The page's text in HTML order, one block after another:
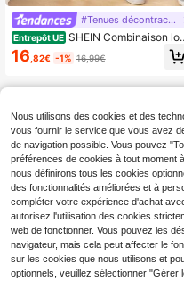
#Tenues décontractées
Entrepôt UE SHEIN Combinaison lon
gue décontractée de maternité ave
c bretelles spaghetti et nœud papill
16 ,82€ -1% 16,99€
Nous utilisons des cookies et des
vous fournir le service que vous avez
de navigation possible. Vous pouvez
préférences de cookies à tout moment
nous définirons tous les cookies
des fonctionnalités améliorées et à
compléter votre expérience d'achat
autorisez l'utilisation des cookies
web de fonctionner. Vous pouvez les
navigateur, mais cela peut affecter le
sur les cookies que nous utilisons et
optionnels, veuillez sélectionner